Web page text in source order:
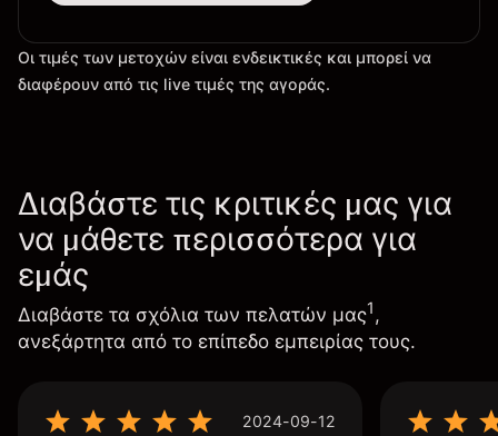
Οι τιμές των μετοχών είναι ενδεικτικές και μπορεί να
διαφέρουν από τις live τιμές της αγοράς.
Διαβάστε τις κριτικές μας για
να μάθετε περισσότερα για
εμάς
Διαβάστε τα σχόλια των πελατών μας1,
ανεξάρτητα από το επίπεδο εμπειρίας τους.
2024-09-12